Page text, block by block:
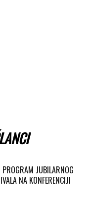
JUBILARNOG
NA KONFERENCIJI